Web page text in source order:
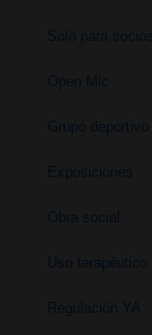
Solo para socios
Open Mic
Grupo deportivo
Exposiciones
Obra social
Uso terapéutico
Regulación YA